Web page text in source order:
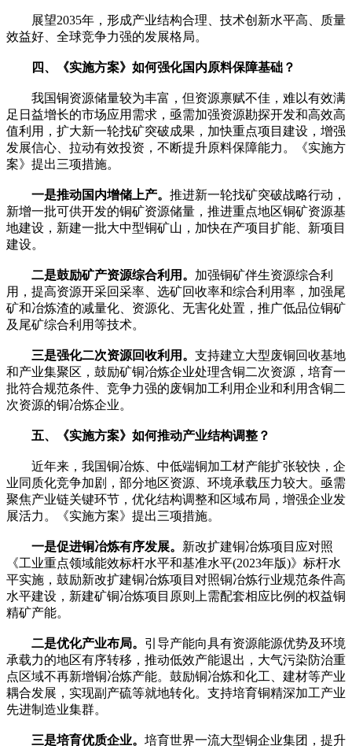
展望2035年，形成产业结构合理、技术创新水平高、质量
效益好、全球竞争力强的发展格局。
四、《实施方案》如何强化国内原料保障基础？
我国铜资源储量较为丰富，但资源禀赋不佳，难以有效满
足日益增长的市场应用需求，亟需加强资源勘探开发和高效高
值利用，扩大新一轮找矿突破成果，加快重点项目建设，增强
发展信心、拉动有效投资，不断提升原料保障能力。《实施方
案》提出三项措施。
一是推动国内增储上产。 推进新一轮找矿突破战略行动，
新增一批可供开发的铜矿资源储量，推进重点地区铜矿资源基
地建设，新建一批大中型铜矿山，加快在产项目扩能、新项目
建设。
二是鼓励矿产资源综合利用。 加强铜矿伴生资源综合利
用，提高资源开采回采率、选矿回收率和综合利用率，加强尾
矿和冶炼渣的减量化、资源化、无害化处置，推广低品位铜矿
及尾矿综合利用等技术。
三是强化二次资源回收利用。 支持建立大型废铜回收基地
和产业集聚区，鼓励矿铜冶炼企业处理含铜二次资源，培育一
批符合规范条件、竞争力强的废铜加工利用企业和利用含铜二
次资源的铜冶炼企业。
五、《实施方案》如何推动产业结构调整？
近年来，我国铜冶炼、中低端铜加工材产能扩张较快，企
业同质化竞争加剧，部分地区资源、环境承载压力较大。亟需
聚焦产业链关键环节，优化结构调整和区域布局，增强企业发
展活力。《实施方案》提出三项措施。
一是促进铜冶炼有序发展。 新改扩建铜冶炼项目应对照
《工业重点领域能效标杆水平和基准水平(2023年版)》标杆水
平实施，鼓励新改扩建铜冶炼项目对照铜冶炼行业规范条件高
水平建设，新建矿铜冶炼项目原则上需配套相应比例的权益铜
精矿产能。
二是优化产业布局。 引导产能向具有资源能源优势及环境
承载力的地区有序转移，推动低效产能退出，大气污染防治重
点区域不再新增铜冶炼产能。鼓励铜冶炼和化工、建材等产业
耦合发展，实现副产硫等就地转化。支持培育铜精深加工产业
先进制造业集群。
三是培育优质企业。 培育世界一流大型铜企业集团，提升